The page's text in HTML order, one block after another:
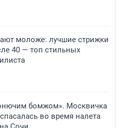
моложе: лучшие стрижки
40 — топ стильных
бомжом». Москвичка
во время налета